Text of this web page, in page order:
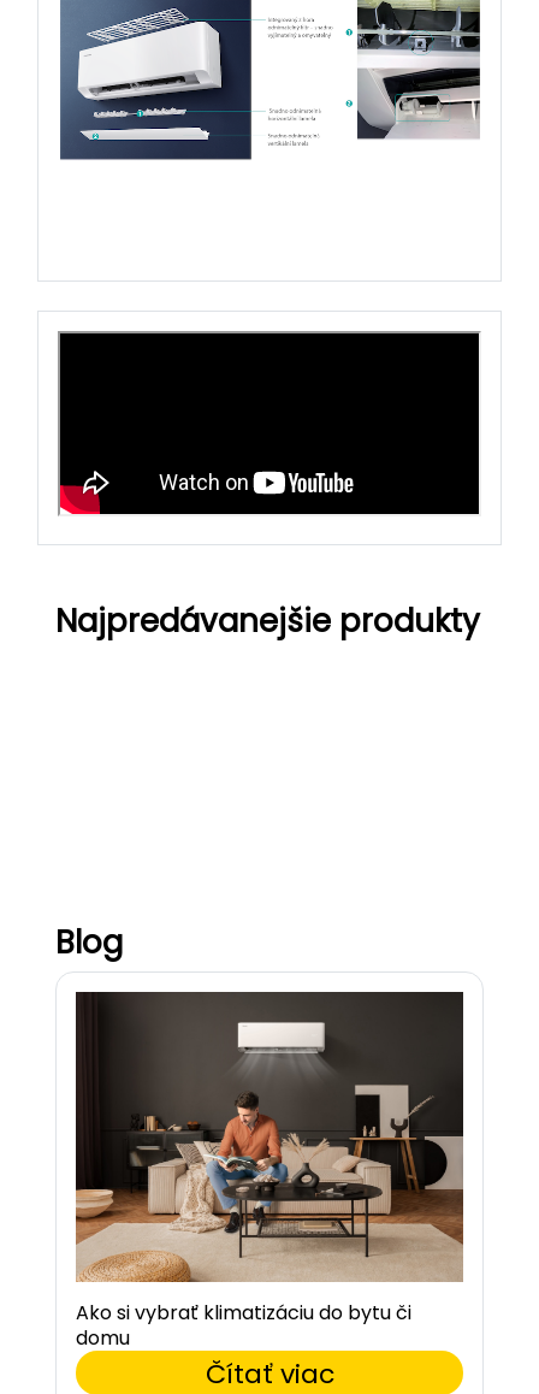
Najpredávanejšie produkty
Blog
Ako si vybrať klimatizáciu do bytu či
domu
Čítať viac